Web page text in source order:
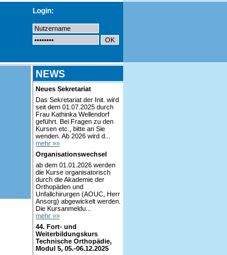
Login:
NEWS
Neues Sekretariat
Das Sekretariat der Init. wird
seit dem 01.07.2025 durch
Frau Kathinka Wellendorf
geführt. Bei Fragen zu den
Kursen etc., bitte an Sie
wenden. Ab 2026 wird d...
mehr »»
Organisationswechsel
ab dem 01.01.2026 werden
die Kurse organisatorisch
durch die Akademie der
Orthopäden und
Unfallchirurgen (AOUC, Herr
Ansorg) abgewickelt werden.
Die Kursanmeldu...
mehr »»
44. Fort- und
Weiterbildungskurs
Technische Orthopädie,
Modul 5, 05.-06.12.2025